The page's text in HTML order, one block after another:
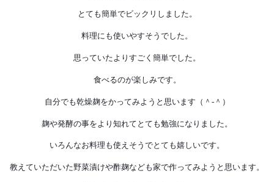
とても簡単でビックリしました。
料理にも使いやすそうでした。
思っていたよりすごく簡単でした。
食べるのが楽しみです。
自分でも乾燥麹をかってみようと思います （＾ -＾）
麹や発酵の事をより知れてとても勉強になりました。
いろんなお料理も使えそうでとても嬉しいです。
教えていただいた野菜漬けや酢麹なども家で作ってみようと思います。